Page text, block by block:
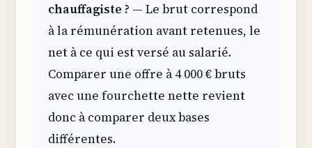
chauffagiste ? — Le brut correspond
à la rémunération avant retenues, le
net à ce qui est versé au salarié.
Comparer une offre à 4 000 € bruts
avec une fourchette nette revient
donc à comparer deux bases
différentes.